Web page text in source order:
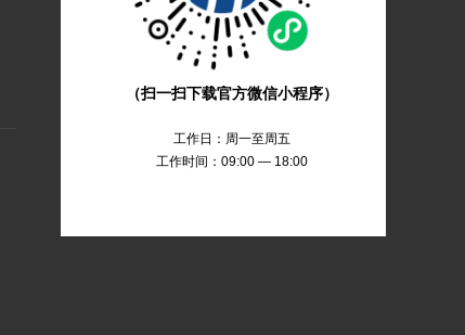
（扫一扫下载官方微信小程序）
工作日：周一至周五
工作时间：09:00 — 18:00